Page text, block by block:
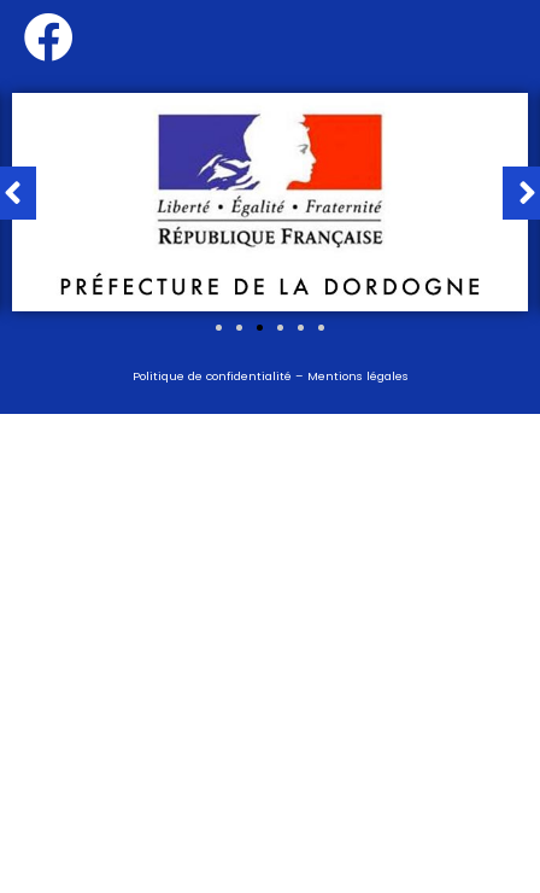
Politique de confidentialité – Mentions légales